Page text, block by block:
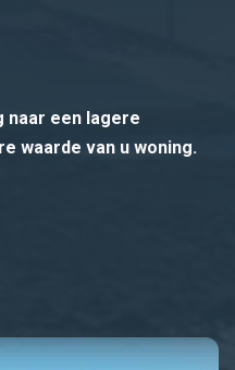
naar een lagere
waarde van u woning.